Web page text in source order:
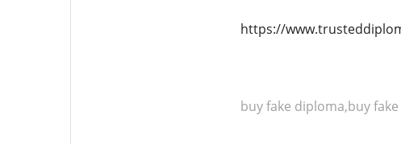
https://
buy fake diploma,buy